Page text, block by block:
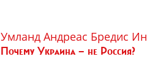
Умланд Андреас Бредис
Почему Украина — не Россия?